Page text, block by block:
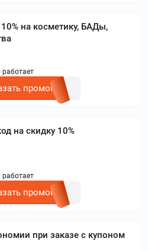
на косметику, БАДы,
промокод
на скидку 10%
промокод
при заказе с купоном